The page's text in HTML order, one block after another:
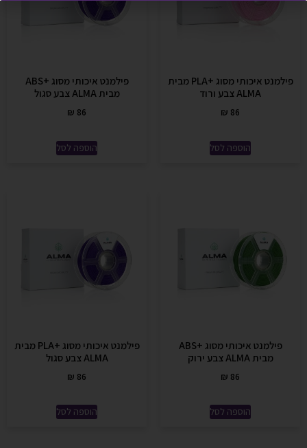
פילמנט איכותי מסוג +PLA מבית
ALMA צבע ורוד
₪ 86
הוספה לסל
פילמנט איכותי מסוג +ABS
מבית ALMA צבע סגול
₪ 86
הוספה לסל
פילמנט איכותי מסוג +ABS
מבית ALMA צבע ירוק
₪ 86
הוספה לסל
פילמנט איכותי מסוג +PLA מבית
ALMA צבע סגול
₪ 86
הוספה לסל